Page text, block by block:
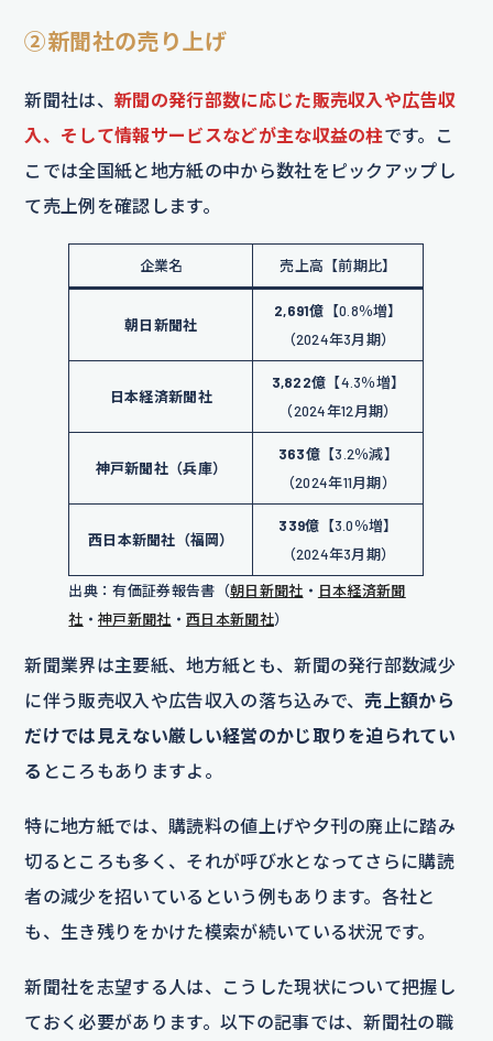
②新聞社の売り上げ
新聞社は、 新聞の発行部数に応じた販売収入や広告収
入、そして情報サービスなどが主な収益の柱です。こ
こでは全国紙と地方紙の中から数社をピックアップし
て売上例を確認します。
企業名 売上高【前期比】
朝日新聞社
2,691億 【0.8％増】
（2024年3月期）
日本経済新聞社
3,822億 【4.3％増】
（2024年12月期）
神戸新聞社（兵庫）
363億 【3.2％減】
（2024年11月期）
西日本新聞社（福岡）
339億 【3.0％増】
（2024年3月期）
出典：有価証券報告書（朝日新聞社 ・ 日本経済新聞
社 ・神戸新聞社 ・ 西日本新聞社）
新聞業界は主要紙、地方紙とも、新聞の発行部数減少
に伴う販売収入や広告収入の落ち込みで、 売上額から
だけでは見えない厳しい経営のかじ取りを迫られてい
る ところもありますよ。
特に地方紙では、購読料の値上げや夕刊の廃止に踏み
切るところも多く、それが呼び水となってさらに購読
者の減少を招いているという例もあります。各社と
も、生き残りをかけた模索が続いている状況です。
新聞社を志望する人は、こうした現状について把握し
ておく必要があります。以下の記事では、新聞社の職